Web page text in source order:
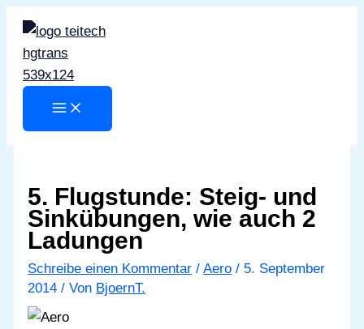
Zum
Inhalt
springen
5. Flugstunde: Steig- und
Sinkübungen, wie auch 2
Ladungen
Schreibe einen Kommentar /Aero / 5. September
2014/ Von BjoernT.